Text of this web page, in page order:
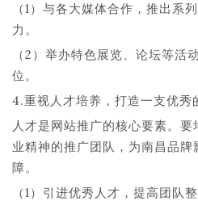
（1）与各大媒体合作，推出系
力。
（2）举办特色展览、论坛等活
位。
4.重视人才培养，打造一支优秀
人才是网站推广的核心要素。
业精神的推广团队，为南昌品
障。
（1）引进优秀人才，提高团队整